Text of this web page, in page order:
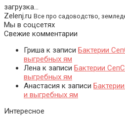
загрузка...
Zelenj.ru Все про садоводство,
Мы в соцсетях
Свежие комментарии
Гриша к записи Бактерии
выгребных ям
Лена к записи Бактерии
выгребных ям
Анастасия к записи
и выгребных ям
Интересное